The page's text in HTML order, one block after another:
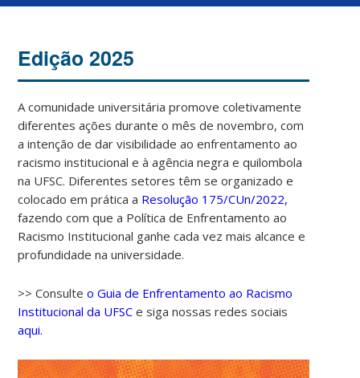
Edição 2025
A comunidade universitária promove coletivamente
diferentes ações durante o mês de novembro, com
a intenção de dar visibilidade ao enfrentamento ao
racismo institucional e à agência negra e quilombola
na UFSC. Diferentes setores têm se organizado e
colocado em prática a Resolução 175/CUn/2022,
fazendo com que a Política de Enfrentamento ao
Racismo Institucional ganhe cada vez mais alcance e
profundidade na universidade.
>> Consulteo Guia de Enfrentamento ao Racismo
Institucional da UFSC e siga nossas redes sociais
aqui.